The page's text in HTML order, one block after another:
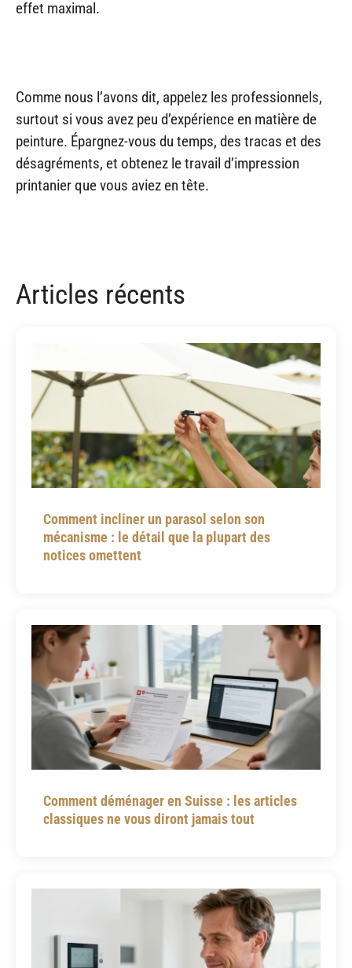
effet maximal.
Comme nous l’avons dit, appelez les professionnels,
surtout si vous avez peu d’expérience en matière de
peinture. Épargnez-vous du temps, des tracas et des
désagréments, et obtenez le travail d’impression
printanier que vous aviez en tête.
Articles récents
Comment incliner un parasol selon son
mécanisme : le détail que la plupart des
notices omettent
Comment déménager en Suisse : les articles
classiques ne vous diront jamais tout